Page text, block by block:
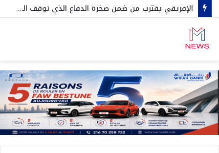
الإفريقي يقترب من ضمن صخرة الدفاع الذي توقف الترجي في رابطة الأبطال…ثنائي آخر أجنبي في الطريق….وعقد جديد مع نجم صاعد